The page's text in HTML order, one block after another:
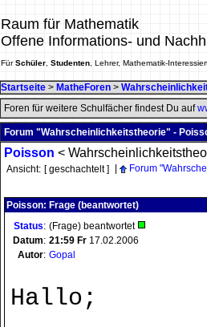
Raum für Mathematik
Offene Informations- und
FürSchüler Studenten , Lehrer, Mathematik-
Startseite > MatheForen >
Foren für weitere Schulfächer findest Du auf
Forum "Wahrscheinlichkeitstheorie" -
Poisson <
Ansicht: [ geschachtelt ] Forum
Poisson: Frage (beantwortet)
Status: (Frage) beantwortet
Datum: 21:59 Fr 17.02.2006
Autor: Gopal
Hallo;